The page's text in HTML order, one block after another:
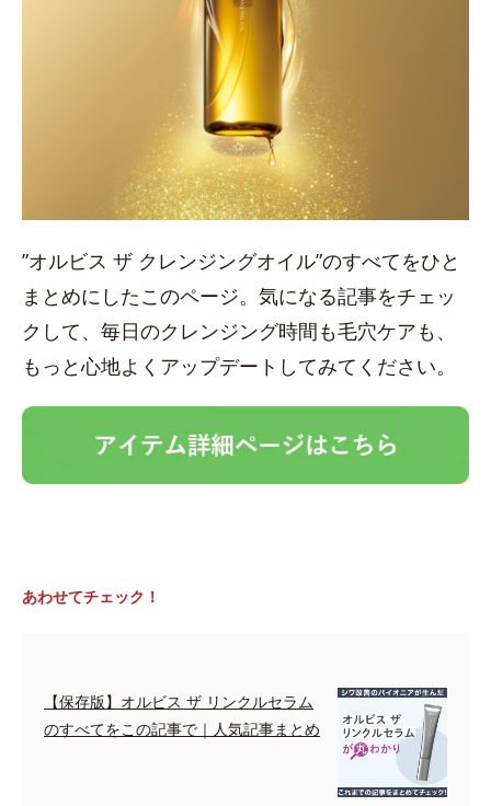
”オルビス ザ クレンジングオイル”のすべてをひと
まとめにしたこのページ。気になる記事をチェッ
クして、毎日のクレンジング時間も毛穴ケアも、
もっと心地よくアップデートしてみてください。
あわせてチェック！
【保存版】オルビス ザ リンクルセラム
のすべてをこの記事で｜人気記事まとめ